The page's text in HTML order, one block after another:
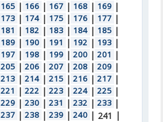
165 | 166 | 167 | 168 | 169 |
173 | 174 | 175 | 176 | 177 |
181 | 182 | 183 | 184 | 185 |
189 | 190 | 191 | 192 | 193 |
197 | 198 | 199 | 200 | 201 |
205 | 206 | 207 | 208 | 209 |
213 | 214 | 215 | 216 | 217 |
221 | 222 | 223 | 224 | 225 |
229 | 230 | 231 | 232 | 233 |
237 | 238 | 239 | 240 | 241 |